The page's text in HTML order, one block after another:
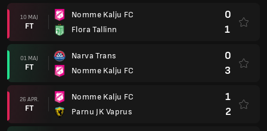
10 MAJ
FT
Nomme Kalju FC
Flora Tallinn
0
1
01 MAJ
FT
Narva Trans
Nomme Kalju FC
0
3
26 APR.
FT
Nomme Kalju FC
Parnu JK Vaprus
1
2